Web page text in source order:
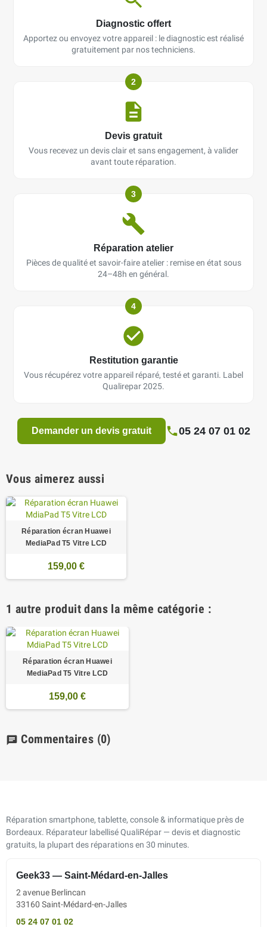
Diagnostic offert
Apportez ou envoyez votre appareil : le diagnostic est réalisé
gratuitement par nos techniciens.
2
Devis gratuit
Vous recevez un devis clair et sans engagement, à valider
avant toute réparation.
3
Réparation atelier
Pièces de qualité et savoir-faire atelier : remise en état sous
24–48h en général.
4
Restitution garantie
Vous récupérez votre appareil réparé, testé et garanti. Label
Qualirepar 2025.
Demander un devis gratuit 05 24 07 01 02
Vous aimerez aussi
Réparation écran Huawei
MediaPad T5 Vitre LCD
159,00 €
1 autre produit dans la même catégorie :
Réparation écran Huawei
MediaPad T5 Vitre LCD
159,00 €
chat Commentaires (0)
Réparation smartphone, tablette, console & informatique près de
Bordeaux. Réparateur labellisé QualiRépar — devis et diagnostic
gratuits, la plupart des réparations en 30 minutes.
Geek33 — Saint-Médard-en-Jalles
2 avenue Berlincan
33160 Saint-Médard-en-Jalles
05 24 07 01 02